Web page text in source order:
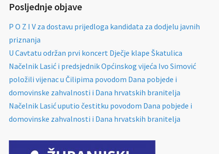
Posljednje objave
P O Z I V za dostavu prijedloga kandidata za dodjelu javnih
priznanja
U Cavtatu održan prvi koncert Dječje klape Škatulica
Načelnik Lasić i predsjednik Općinskog vijeća Ivo Simović
položili vijenac u Čilipima povodom Dana pobjede i
domovinske zahvalnosti i Dana hrvatskih branitelja
Načelnik Lasić uputio čestitku povodom Dana pobjede i
domovinske zahvalnosti i Dana hrvatskih branitelja